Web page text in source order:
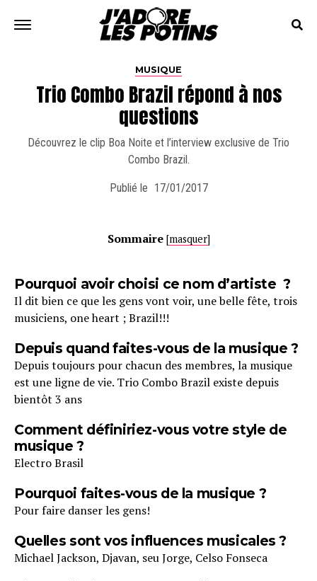
MUSIQUE
Trio Combo Brazil répond à nos
questions
Découvrez le clip Boa Noite et l’interview exclusive de Trio
Combo Brazil.
Publié le 17/01/2017
Sommaire [masquer]
Pourquoi avoir choisi ce nom d’artiste ?
Il dit bien ce que les gens vont voir, une belle fête, trois
musiciens, one heart ; Brazil!!!
Depuis quand faites-vous de la musique ?
Depuis toujours pour chacun des membres, la musique
est une ligne de vie. Trio Combo Brazil existe depuis
bientôt 3 ans
Comment définiriez-vous votre style de
musique ?
Electro Brasil
Pourquoi faites-vous de la musique ?
Pour faire danser les gens!
Quelles sont vos influences musicales ?
Michael Jackson, Djavan, seu Jorge, Celso Fonseca